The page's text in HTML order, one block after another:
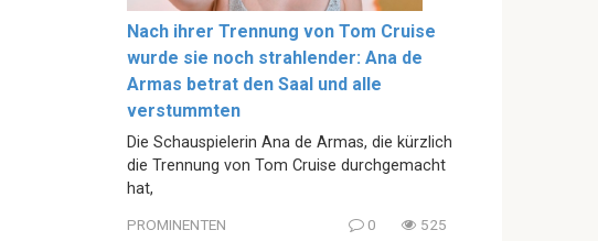
Nach ihrer Trennung von Tom Cruise
wurde sie noch strahlender: Ana de
Armas betrat den Saal und alle
verstummten
Die Schauspielerin Ana de Armas, die kürzlich
die Trennung von Tom Cruise durchgemacht
hat,
PROMINENTEN 0 525